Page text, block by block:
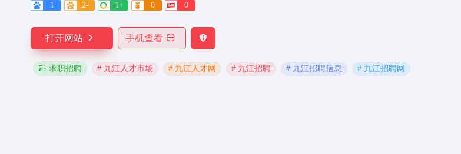
1 2- 1+ 0 0
打开网站 手机查看
求职招聘 # 九江人才市场 # 九江人才网 # 九江招聘 # 九江招聘信息 # 九江招聘网